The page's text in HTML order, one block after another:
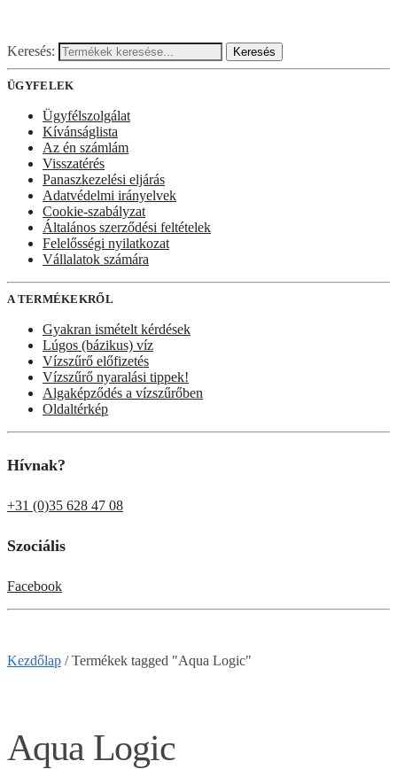
Keresés: Keresés
ÜGYFELEK
Ügyfélszolgálat
Kívánságlista
Az én számlám
Visszatérés
Panaszkezelési eljárás
Adatvédelmi irányelvek
Cookie-szabályzat
Általános szerződési feltételek
Felelősségi nyilatkozat
Vállalatok számára
A TERMÉKEKRŐL
Gyakran ismételt kérdések
Lúgos (bázikus) víz
Vízszűrő előfizetés
Vízszűrő nyaralási tippek!
Algaképződés a vízszűrőben
Oldaltérkép
Hívnak?
+31 (0)35 628 47 08
Szociális
Facebook
Kezdőlap /Termékek tagged "Aqua Logic"
Aqua Logic